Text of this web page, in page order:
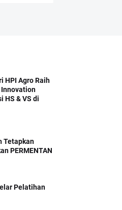
HPI Agro Raih
HS & VS di
Tetapkan
PERMENTAN
Pelatihan